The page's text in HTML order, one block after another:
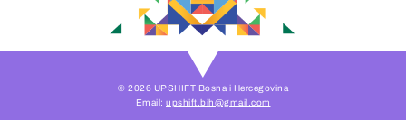
© 2026 UPSHIFT Bosna i Hercegovina
Email: upshift.bih@gmail.com